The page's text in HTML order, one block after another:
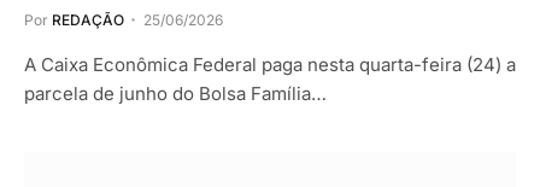
Por REDAÇÃO 25/06/2026
A Caixa Econômica Federal paga nesta quarta-feira (24) a
parcela de junho do Bolsa Família…